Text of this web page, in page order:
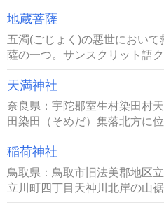
地蔵菩薩
五濁(ごじょく)の悪世におい
薩の一つ。サンスクリット語
天満神社
奈良県：宇陀郡室生村染田村
田染田（そめだ）集落北方に
稲荷神社
鳥取県：鳥取市旧法美郡地区
立川町四丁目天神川北岸の山